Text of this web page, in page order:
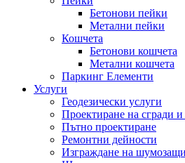
Бетонови пейки
Метални пейки
Кошчета
Бетонови кошчета
Метални кошчета
Паркинг Елементи
Услуги
Геодезически услуги
Проектиране на сгради
Пътно проектиране
Ремонтни дейности
Изграждане на